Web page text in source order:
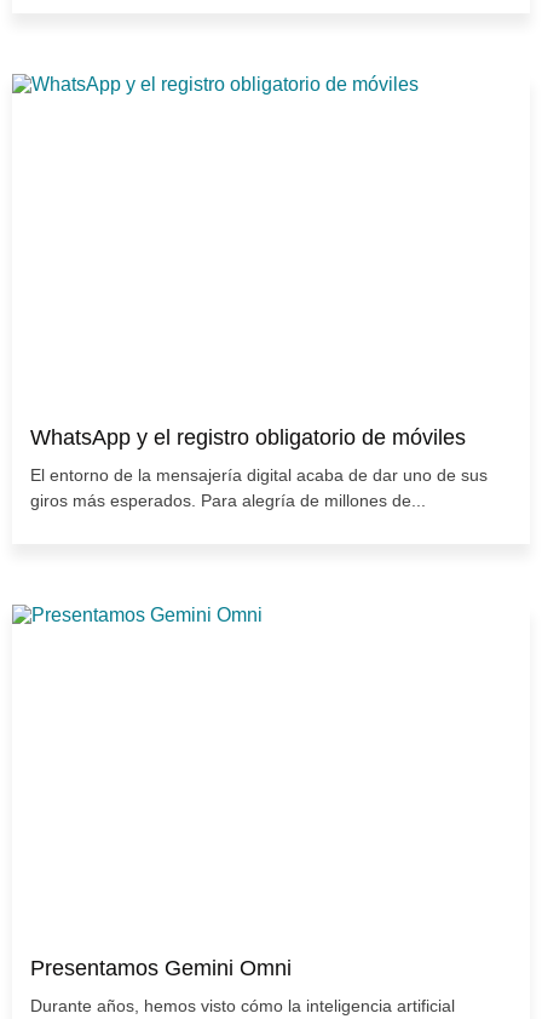
WhatsApp y el registro obligatorio de móviles
El entorno de la mensajería digital acaba de dar uno de sus
giros más esperados. Para alegría de millones de...
Presentamos Gemini Omni
Durante años, hemos visto cómo la inteligencia artificial